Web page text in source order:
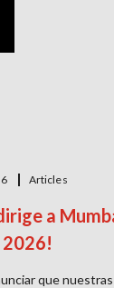
Articles
a
2026!
que